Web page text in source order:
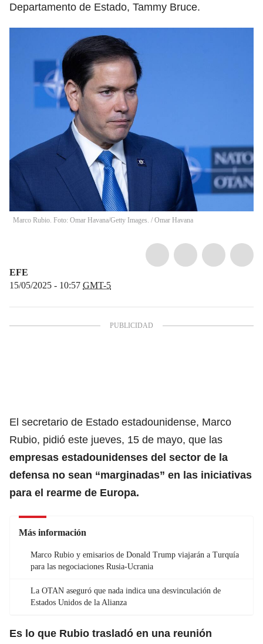
Departamento de Estado, Tammy Bruce.
Marco Rubio. Foto: Omar Havana/Getty Images. / Omar Havana
EFE
15/05/2025 - 10:57 GMT-5
El secretario de Estado estadounidense, Marco
Rubio, pidió este jueves, 15 de mayo, que las
empresas estadounidenses del sector de la
defensa no sean “marginadas” en las iniciativas
para el rearme de Europa.
Más información
Marco Rubio y emisarios de Donald Trump viajarán a Turquía
para las negociaciones Rusia-Ucrania
La OTAN aseguró que nada indica una desvinculación de
Estados Unidos de la Alianza
Es lo que Rubio trasladó en una reunión